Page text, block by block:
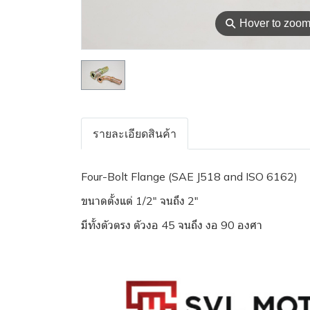
⚲ Hover to zoom
รายละเอียดสินค้า
Four-Bolt Flange (SAE J518 and ISO 6162)
ขนาดตั้งแต่ 1/2" จนถึง 2"
มีทั้งตัวตรง ตัวงอ 45 จนถึง งอ 90 องศา